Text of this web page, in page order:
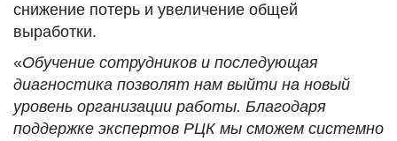
снижение потерь и увеличение общей
выработки.
«Обучение сотрудников и последующая
диагностика позволят нам выйти на новый
уровень организации работы. Благодаря
поддержке экспертов РЦК мы сможем системно